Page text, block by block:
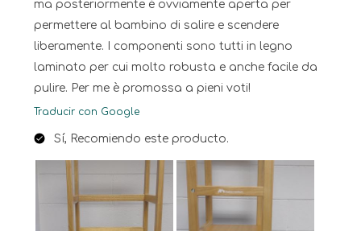
ma posteriormente è ovviamente aperta per
permettere al bambino di salire e scendere
liberamente. I componenti sono tutti in legno
laminato per cui molto robusta e anche facile da
pulire. Per me è promossa a pieni voti!
Traducir con Google
Sí, Recomiendo este producto.